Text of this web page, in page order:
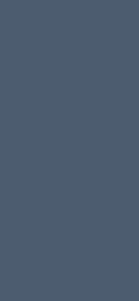
mer information